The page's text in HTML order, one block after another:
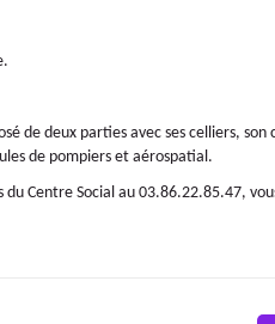
de deux parties avec ses celliers, son
de pompiers et aérospatial.
Centre Social au 03.86.22.85.47,